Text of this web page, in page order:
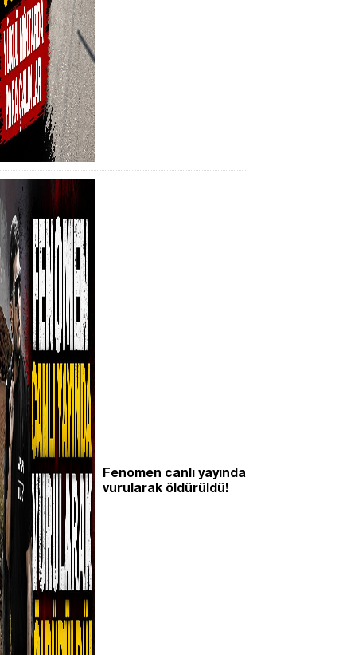
Fenomen canlı yayında
vurularak öldürüldü!